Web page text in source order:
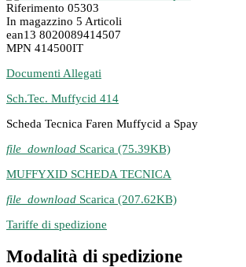
Riferimento 05303
In magazzino 5 Articoli
ean13 8020089414507
MPN 414500IT
Documenti Allegati
Sch.Tec. Muffycid 414
Scheda Tecnica Faren Muffycid a Spay
file_download Scarica (75.39KB)
MUFFYXID SCHEDA TECNICA
file_download Scarica (207.62KB)
Tariffe di spedizione
Modalità di spedizione